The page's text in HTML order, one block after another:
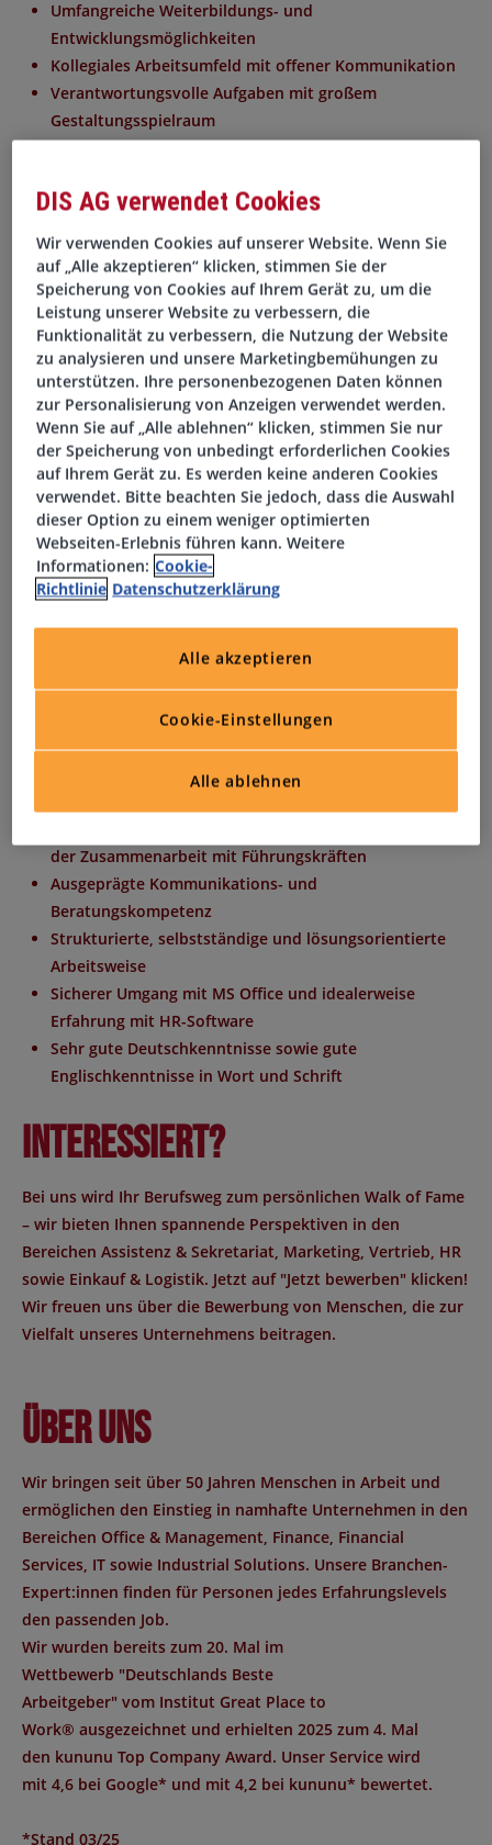
Umfangreiche Weiterbildungs- und
Entwicklungsmöglichkeiten
Kollegiales Arbeitsumfeld mit offener Kommunikation
Verantwortungsvolle Aufgaben mit großem
Gestaltungsspielraum
... und viele weitere Vorteile
Ihre Aufgaben
Eigenständige Betreuung verschiedener Fachbereiche
in allen personalrelevanten Themen
Beratung von Führungskräften bei strategischen und
arbeitsrechtlichen Fragestellungen
Durchführung und Steuerung des gesamten Recruiting-
Prozesses
Entwicklung und Umsetzung von HR-Maßnahmen und
Projekten
Unterstützung bei organisatorischen Veränderungen
und Change-Prozessen
Planung und Begleitung von Personalentwicklungs-
und Talentmanagementmaßnahmen
Ihr Profil
Abgeschlossenes Studium im Bereich
Personalmanagement, Betriebswirtschaft oder eine
vergleichbare Qualifikation
Mehrjährige Berufserfahrung im HR-Bereich,
der Zusammenarbeit mit Führungskräften
Ausgeprägte Kommunikations- und
Beratungskompetenz
Strukturierte, selbstständige und lösungsorientierte
Arbeitsweise
Sicherer Umgang mit MS Office und idealerweise
Erfahrung mit HR-Software
Sehr gute Deutschkenntnisse sowie gute
Englischkenntnisse in Wort und Schrift
Interessiert?
Bei uns wird Ihr Berufsweg zum persönlichen Walk of Fame
– wir bieten Ihnen spannende Perspektiven in den
Bereichen Assistenz & Sekretariat, Marketing, Vertrieb, HR
sowie Einkauf & Logistik. Jetzt auf "Jetzt bewerben" klicken!
Wir freuen uns über die Bewerbung von Menschen, die zur
Vielfalt unseres Unternehmens beitragen.
Über uns
Wir bringen seit über 50 Jahren Menschen in Arbeit und
ermöglichen den Einstieg in namhafte Unternehmen in den
Bereichen Office & Management, Finance, Financial
Services, IT sowie Industrial Solutions. Unsere Branchen-
Expert:innen finden für Personen jedes Erfahrungslevels
den passenden Job.
Wir wurden bereits zum 20. Mal im
Wettbewerb "Deutschlands Beste
Arbeitgeber" vom Institut Great Place to
Work® ausgezeichnet und erhielten 2025 zum 4. Mal
den kununu Top Company Award. Unser Service wird
mit 4,6 bei Google* und mit 4,2 bei kununu* bewertet.
*Stand 03/25
DIS AG verwendet Cookies
Wir verwenden Cookies auf unserer Website. Wenn Sie
auf „Alle akzeptieren“ klicken, stimmen Sie der
Speicherung von Cookies auf Ihrem Gerät zu, um die
Leistung unserer Website zu verbessern, die
Funktionalität zu verbessern, die Nutzung der Website
zu analysieren und unsere Marketingbemühungen zu
unterstützen. Ihre personenbezogenen Daten können
zur Personalisierung von Anzeigen verwendet werden.
Wenn Sie auf „Alle ablehnen“ klicken, stimmen Sie nur
der Speicherung von unbedingt erforderlichen Cookies
auf Ihrem Gerät zu. Es werden keine anderen Cookies
verwendet. Bitte beachten Sie jedoch, dass die Auswahl
dieser Option zu einem weniger optimierten
Webseiten-Erlebnis führen kann. Weitere
Informationen: Cookie-
Richtlinie Datenschutzerklärung
Cookie-Einstellungen
Alle ablehnen
Alle akzeptieren